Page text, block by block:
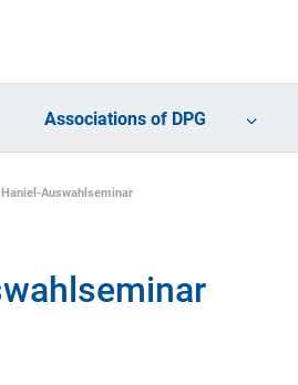
Associations of DPG
Haniel-Auswahlseminar